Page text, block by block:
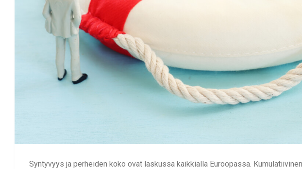
Syntyvyys ja perheiden koko ovat laskussa kaikkialla Euroopassa.